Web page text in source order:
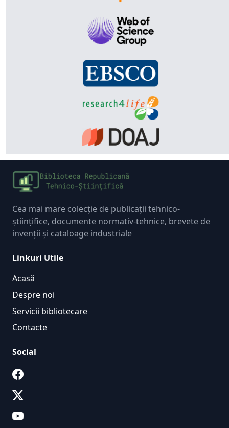
Cea mai mare colecție de publicații tehnico-
științifice, documente normativ-tehnice, brevete de
invenții și cataloage industriale
Linkuri Utile
Acasă
Despre noi
Servicii bibliotecare
Contacte
Social